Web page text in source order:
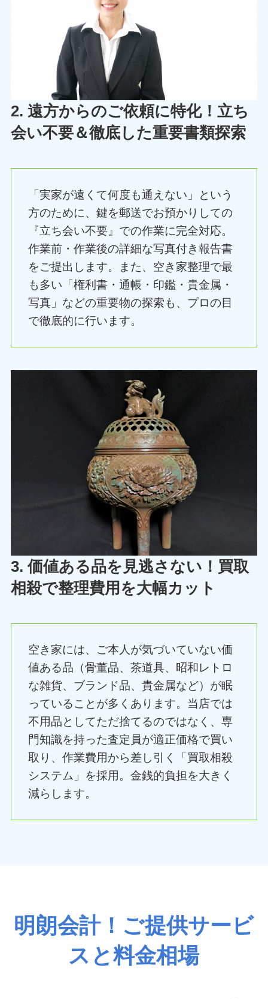
2. 遠方からのご依頼に特化！立ち
会い不要＆徹底した重要書類探索
「実家が遠くて何度も通えない」という
方のために、鍵を郵送でお預かりしての
『立ち会い不要』での作業に完全対応。
作業前・作業後の詳細な写真付き報告書
をご提出します。また、空き家整理で最
も多い「権利書・通帳・印鑑・貴金属・
写真」などの重要物の探索も、プロの目
で徹底的に行います。
3. 価値ある品を見逃さない！買取
相殺で整理費用を大幅カット
空き家には、ご本人が気づいていない価
値ある品（骨董品、茶道具、昭和レトロ
な雑貨、ブランド品、貴金属など）が眠
っていることが多くあります。当店では
不用品としてただ捨てるのではなく、専
門知識を持った査定員が適正価格で買い
取り、作業費用から差し引く「買取相殺
システム」を採用。金銭的負担を大きく
減らします。
明朗会計！ご提供サービ
スと料金相場